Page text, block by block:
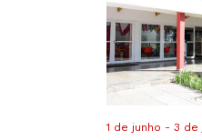
1 de junho - 3 de